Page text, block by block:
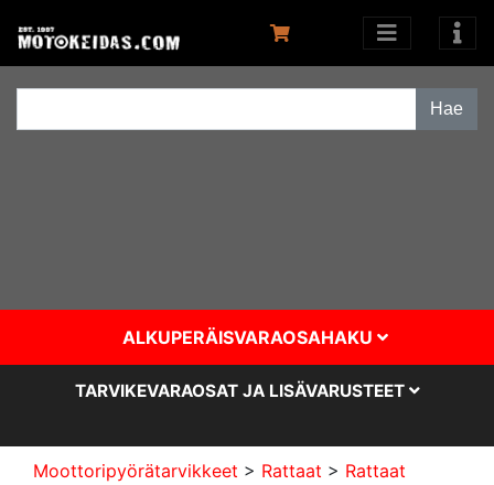
ALKUPERÄISVARAOSAHAKU
TARVIKEVARAOSAT JA LISÄVARUSTEET
Moottoripyörätarvikkeet > Rattaat > Rattaat